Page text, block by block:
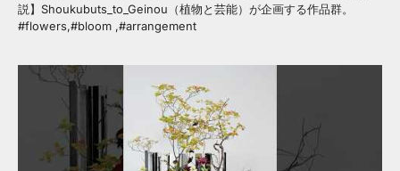
説】Shoukubuts_to_Geinou（植物と芸能）が企画する作品群。
#flowers,#bloom ,#arrangement